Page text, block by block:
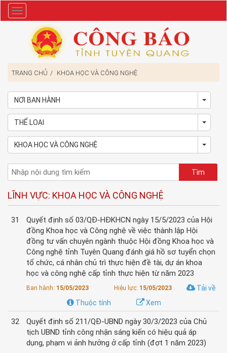
Danh
mục
TRANG CHỦ KHOA HỌC VÀ CÔNG NGHỆ
NƠI BAN HÀNH
THỂ LOẠI
KHOA HỌC VÀ CÔNG NGHỆ
LĨNH VỰC: KHOA HỌC VÀ CÔNG NGHỆ
31
Quyết định số 03/QĐ-HĐKHCN ngày 15/5/2023 của Hội
đồng Khoa học và Công nghệ về việc thành lập Hội
đồng tư vấn chuyên ngành thuộc Hội đồng Khoa học và
Công nghệ tỉnh Tuyên Quang đánh giá hồ sơ tuyển chọn
tổ chức, cá nhân chủ trì thực hiện đề tài, dự án khoa
học và công nghệ cấp tỉnh thực hiện từ năm 2023
Ban hành: 15/05/2023 Hiệu lực: 15/05/2023
Tải về
Xem
Thuộc tính
32
Quyết định số 211/QĐ-UBND ngày 30/3/2023 của Chủ
tịch UBND tỉnh công nhận sáng kiến có hiệu quả áp
dụng, phạm vi ảnh hưởng ở cấp tỉnh (đợt 1 năm 2023)